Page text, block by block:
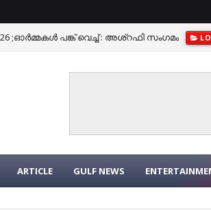
;ഓർമ്മകൾ പങ്ക് വെച്ച് : അശ്‌റഫി സംഗമം
'നൂറാഗയാ' മീലാദ് ക്യാമ്പയിന്
ARTICLE GULF NEWS